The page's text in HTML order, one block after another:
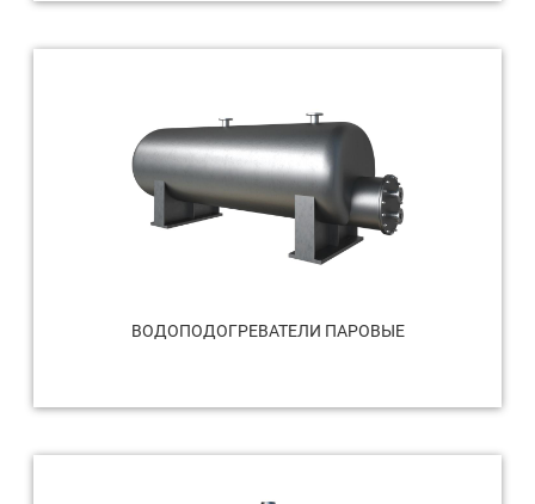
ВОДОПОДОГРЕВАТЕЛИ ПАРОВЫЕ